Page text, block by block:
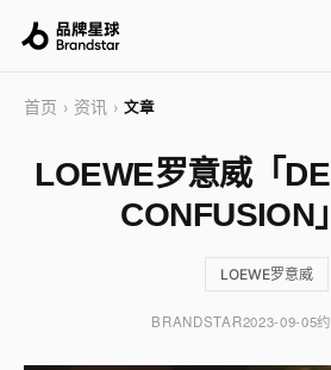
首页 › 资讯 › 文章
LOEWE罗意威「
CONFUSION
LOEWE罗意威
BRANDSTAR2023-09-05